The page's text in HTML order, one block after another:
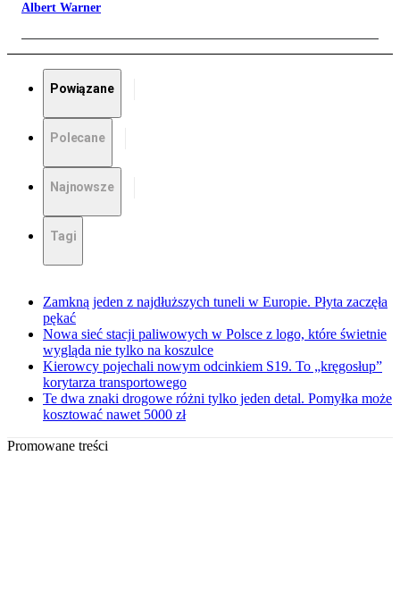
Albert Warner
Powiązane
Polecane
Najnowsze
Tagi
Zamkną jeden z najdłuższych tuneli w Europie. Płyta zaczęła
pękać
Nowa sieć stacji paliwowych w Polsce z logo, które świetnie
wygląda nie tylko na koszulce
Kierowcy pojechali nowym odcinkiem S19. To „kręgosłup”
korytarza transportowego
Te dwa znaki drogowe różni tylko jeden detal. Pomyłka może
kosztować nawet 5000 zł
Promowane treści